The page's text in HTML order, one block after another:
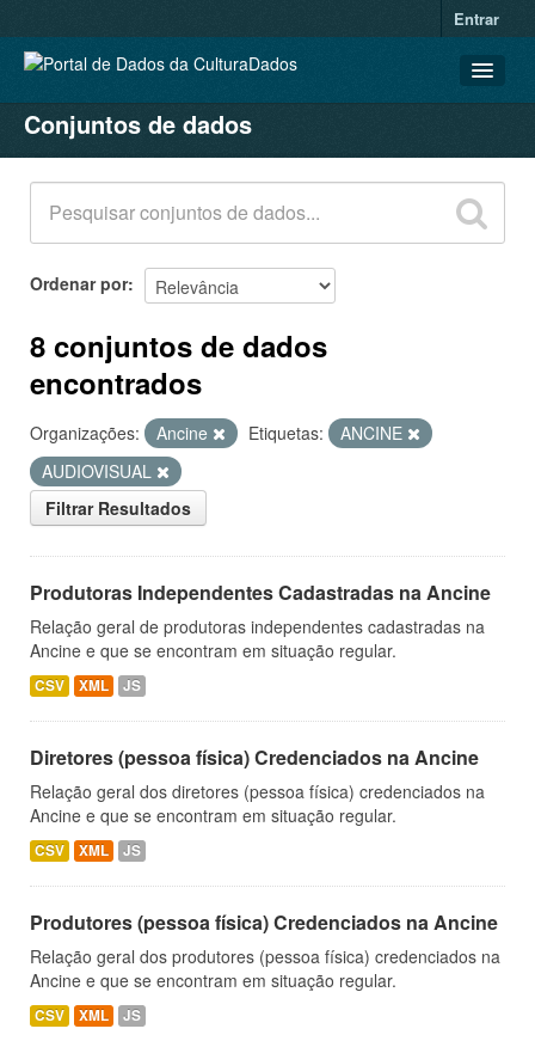
Entrar
CONJUNTOS DE DADOS
ORGANIZAÇÕES
GRUPOS
SOBRE
Conjuntos de dados
Ordenar por
8 conjuntos de dados
encontrados
Organizações: Ancine Etiquetas:
ANCINE
AUDIOVISUAL
Filtrar Resultados
Produtoras Independentes Cadastradas na Ancine
Relação geral de produtoras independentes cadastradas na
Ancine e que se encontram em situação regular.
CSV XML JS
Diretores (pessoa física) Credenciados na Ancine
Relação geral dos diretores (pessoa física) credenciados na
Ancine e que se encontram em situação regular.
CSV XML JS
Produtores (pessoa física) Credenciados na Ancine
Relação geral dos produtores (pessoa física) credenciados na
Ancine e que se encontram em situação regular.
CSV XML JS